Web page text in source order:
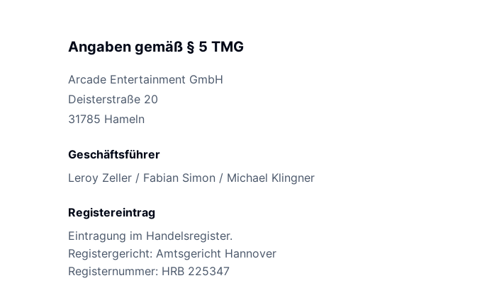
Angaben gemäß § 5 TMG
Arcade Entertainment GmbH
Deisterstraße 20
31785 Hameln
Geschäftsführer
Leroy Zeller / Fabian Simon / Michael Klingner
Registereintrag
Eintragung im Handelsregister.
Registergericht: Amtsgericht Hannover
Registernummer: HRB 225347